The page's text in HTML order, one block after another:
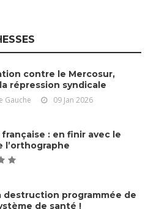
contre le Mercosur,
répression syndicale
Gauche 09 Jan 2026
: en finir avec le
l’orthographe
destruction programmée de
de santé !